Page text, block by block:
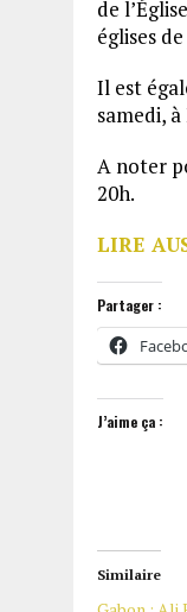
de
églises
Il est
samedi,
A noter
20h.
LIRE
Partager :
J’aime ça :
Similaire